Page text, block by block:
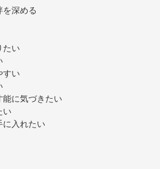
を深める
たい
すい
能に気づきたい
い
に入れたい